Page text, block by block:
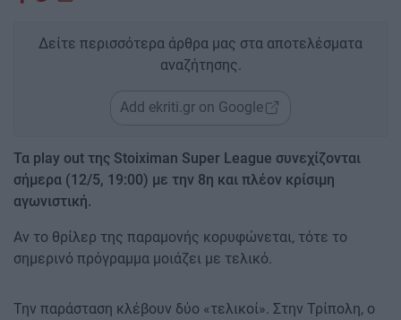
Δείτε περισσότερα άρθρα μας στα αποτελέσματα
αναζήτησης.
Add ekriti.gr on Google
Τα play out της Stoiximan Super League συνεχίζονται
σήμερα (12/5, 19:00) με την 8η και πλέον κρίσιμη
αγωνιστική.
Αν το θρίλερ της παραμονής κορυφώνεται, τότε το
σημερινό πρόγραμμα μοιάζει με τελικό.
Την παράσταση κλέβουν δύο «τελικοί». Στην Τρίπολη, ο